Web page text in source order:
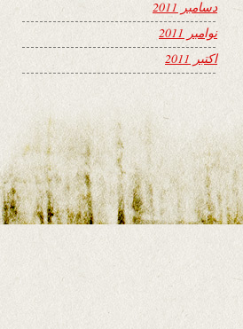
دسامبر 2011
نوامبر 2011
اکتبر 2011